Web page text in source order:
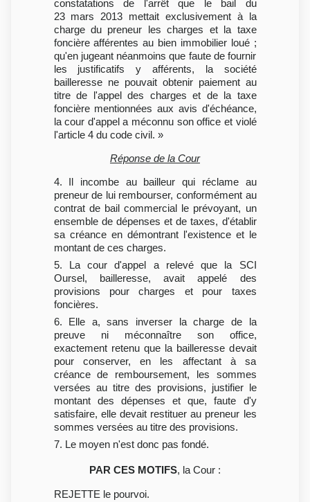
constatations de l'arrêt que le bail du
23 mars 2013 mettait exclusivement à la
charge du preneur les charges et la taxe
foncière afférentes au bien immobilier loué ;
qu'en jugeant néanmoins que faute de fournir
les justificatifs y afférents, la société
bailleresse ne pouvait obtenir paiement au
titre de l'appel des charges et de la taxe
foncière mentionnées aux avis d'échéance,
la cour d'appel a méconnu son office et violé
l'article 4 du code civil. »
Réponse de la Cour
4. Il incombe au bailleur qui réclame au
preneur de lui rembourser, conformément au
contrat de bail commercial le prévoyant, un
ensemble de dépenses et de taxes, d'établir
sa créance en démontrant l'existence et le
montant de ces charges.
5. La cour d'appel a relevé que la SCI
Oursel, bailleresse, avait appelé des
provisions pour charges et pour taxes
foncières.
6. Elle a, sans inverser la charge de la
preuve ni méconnaître son office,
exactement retenu que la bailleresse devait
pour conserver, en les affectant à sa
créance de remboursement, les sommes
versées au titre des provisions, justifier le
montant des dépenses et que, faute d'y
satisfaire, elle devait restituer au preneur les
sommes versées au titre des provisions.
7. Le moyen n'est donc pas fondé.
PAR CES MOTIFS, la Cour :
REJETTE le pourvoi.